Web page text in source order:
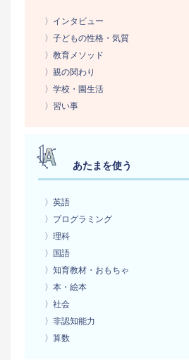
〉インタビュー
〉子どもの性格・気質
〉教育メソッド
〉親の関わり
〉学校・園生活
〉習い事
あたまを使う
〉英語
〉プログラミング
〉理科
〉国語
〉知育教材・おもちゃ
〉本・絵本
〉社会
〉非認知能力
〉算数